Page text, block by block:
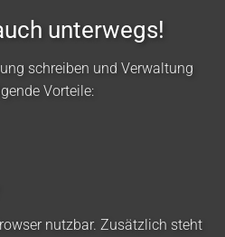
unterwegs!
schreiben und Verwaltung
Vorteile:
nutzbar. Zusätzlich steht